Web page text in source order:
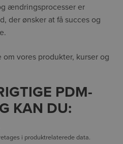
ændringsprocesser er
der ønsker at få succes og
vores produkter, kurser og
PDM-
KAN DU:
i produktrelaterede data.